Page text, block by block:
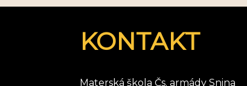
KONTAKT
Materská škola Čs. armády Snina